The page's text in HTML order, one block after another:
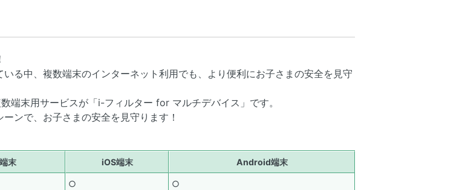
る中、複数端末のインターネット利用でも、より便利にお子さまの安全を見守
末用サービスが「i-フィルター for マルチデバイス」です。
ンで、お子さまの安全を見守ります！
末 iOS端末 Android端末
○ ○